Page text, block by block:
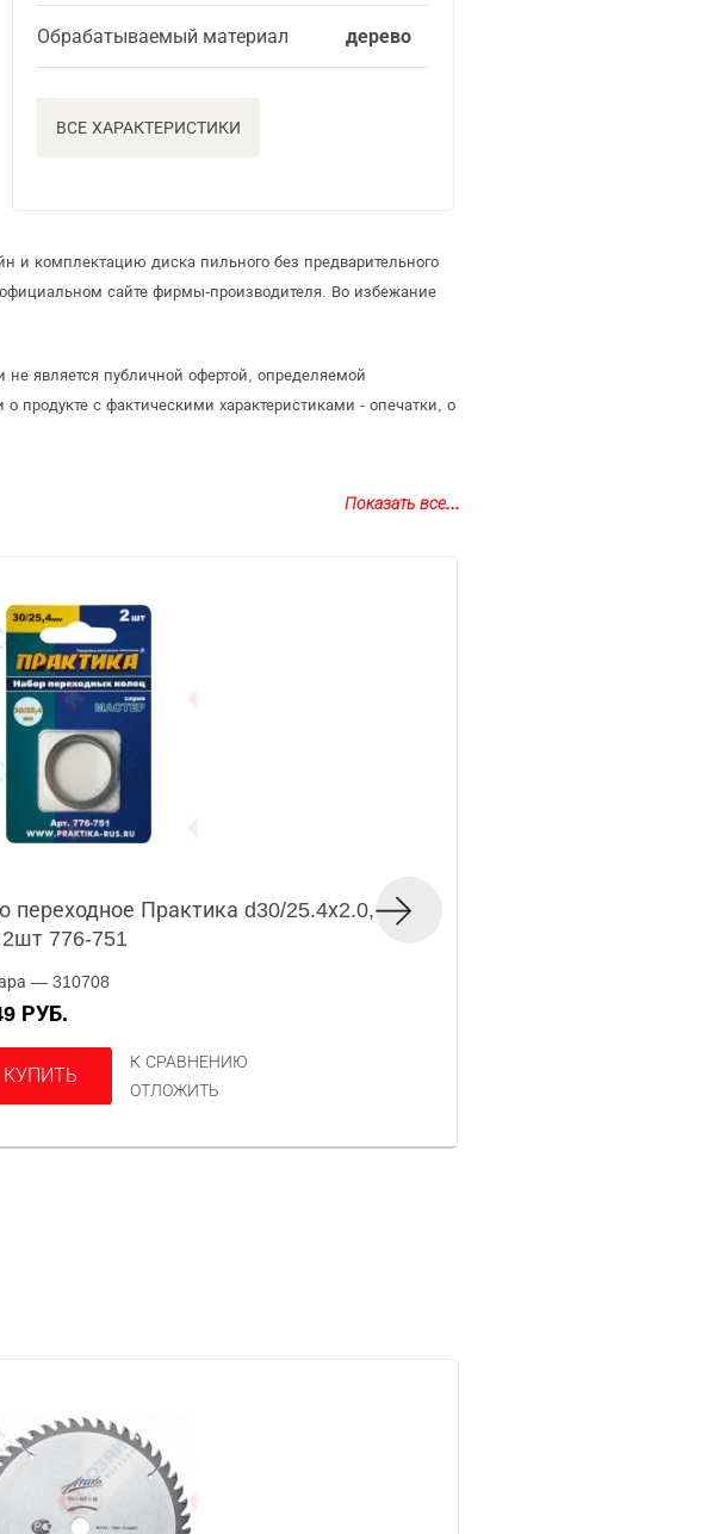
Обрабатываемый материал дерево
ВСЕ ХАРАКТЕРИСТИКИ
и комплектацию диска пильного без предварительного
сайте фирмы-производителя. Во избежание
является публичной офертой, определяемой
продукте с фактическими характеристиками - опечатки, о
Показать все...
переходное Практика d30/25.4х2.0,
776-751
— 310708
РУБ.
КУПИТЬ
К СРАВНЕНИЮ
ОТЛОЖИТЬ